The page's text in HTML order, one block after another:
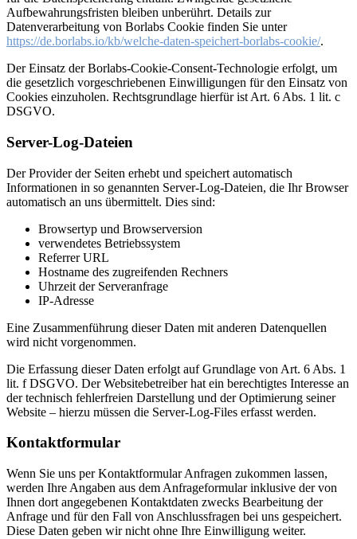
Aufbewahrungsfristen bleiben unberührt. Details zur
Datenverarbeitung von Borlabs Cookie finden Sie unter
https://de.borlabs.io/kb/welche-daten-speichert-borlabs-cookie/.
Der Einsatz der Borlabs-Cookie-Consent-Technologie erfolgt, um
die gesetzlich vorgeschriebenen Einwilligungen für den Einsatz von
Cookies einzuholen. Rechtsgrundlage hierfür ist Art. 6 Abs. 1 lit. c
DSGVO.
Server-Log-Dateien
Der Provider der Seiten erhebt und speichert automatisch
Informationen in so genannten Server-Log-Dateien, die Ihr Browser
automatisch an uns übermittelt. Dies sind:
Browsertyp und Browserversion
verwendetes Betriebssystem
Referrer URL
Hostname des zugreifenden Rechners
Uhrzeit der Serveranfrage
IP-Adresse
Eine Zusammenführung dieser Daten mit anderen Datenquellen
wird nicht vorgenommen.
Die Erfassung dieser Daten erfolgt auf Grundlage von Art. 6 Abs. 1
lit. f DSGVO. Der Websitebetreiber hat ein berechtigtes Interesse an
der technisch fehlerfreien Darstellung und der Optimierung seiner
Website – hierzu müssen die Server-Log-Files erfasst werden.
Kontaktformular
Wenn Sie uns per Kontaktformular Anfragen zukommen lassen,
werden Ihre Angaben aus dem Anfrageformular inklusive der von
Ihnen dort angegebenen Kontaktdaten zwecks Bearbeitung der
Anfrage und für den Fall von Anschlussfragen bei uns gespeichert.
Diese Daten geben wir nicht ohne Ihre Einwilligung weiter.